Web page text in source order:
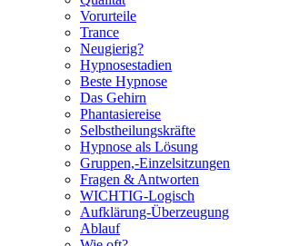
Vorurteile
Trance
Neugierig?
Hypnosestadien
Beste Hypnose
Das Gehirn
Phantasiereise
Selbstheilungskräfte
Hypnose als Lösung
Gruppen,-Einzelsitzungen
Fragen & Antworten
WICHTIG-Logisch
Aufklärung-Überzeugung
Ablauf